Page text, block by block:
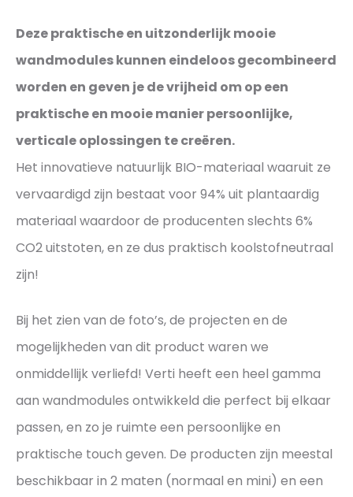
Deze praktische en uitzonderlijk mooie
wandmodules kunnen eindeloos gecombineerd
worden en geven je de vrijheid om op een
praktische en mooie manier persoonlijke,
verticale oplossingen te creëren.
Het innovatieve natuurlijk BIO-materiaal waaruit ze
vervaardigd zijn bestaat voor 94% uit plantaardig
materiaal waardoor de producenten slechts 6%
CO2 uitstoten, en ze dus praktisch koolstofneutraal
zijn!
Bij het zien van de foto’s, de projecten en de
mogelijkheden van dit product waren we
onmiddellijk verliefd! Verti heeft een heel gamma
aan wandmodules ontwikkeld die perfect bij elkaar
passen, en zo je ruimte een persoonlijke en
praktische touch geven. De producten zijn meestal
beschikbaar in 2 maten (normaal en mini) en een